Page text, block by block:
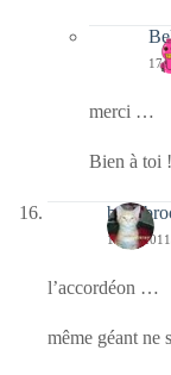
17/
merci …
Bien à toi !
16/02/
l’accordéon …
même géant ne